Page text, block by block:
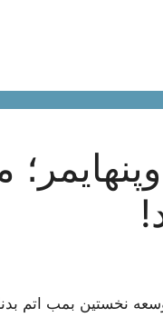
در توسعه نخستین بمب اتم